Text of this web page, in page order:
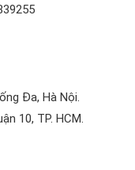
Đa, Hà Nội.
10, TP. HCM.